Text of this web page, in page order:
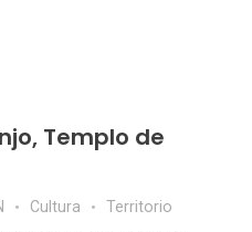
Templo de
Cultura Territorio